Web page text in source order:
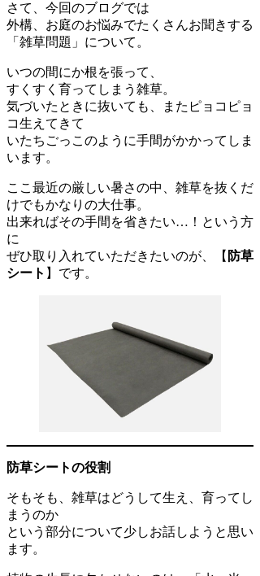
さて、今回のブログでは
外構、お庭のお悩みでたくさんお聞きする
「雑草問題」について。
いつの間にか根を張って、
すくすく育ってしまう雑草。
気づいたときに抜いても、またピョコピョ
コ生えてきて
いたちごっこのように手間がかかってしま
います。
ここ最近の厳しい暑さの中、雑草を抜くだ
けでもかなりの大仕事。
出来ればその手間を省きたい…！という方
に
ぜひ取り入れていただきたいのが、【 防草
シート 】です。
防草シートの役割
そもそも、雑草はどうして生え、育ってし
まうのか
という部分について少しお話しようと思い
ます。